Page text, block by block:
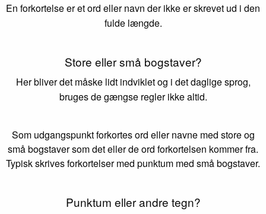
En forkortelse er et ord eller navn der ikke er skrevet ud i den
fulde længde.
Store eller små bogstaver?
Her bliver det måske lidt indviklet og i det daglige sprog,
bruges de gængse regler ikke altid.
Som udgangspunkt forkortes ord eller navne med store og
små bogstaver som det eller de ord forkortelsen kommer fra.
Typisk skrives forkortelser med punktum med små bogstaver.
Punktum eller andre tegn?